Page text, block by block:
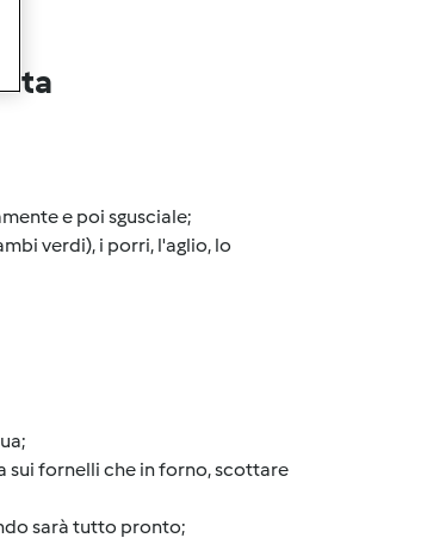
e poi sgusciale;
verdi), i porri, l'aglio, lo
sui fornelli che in forno, scottare
sarà tutto pronto;